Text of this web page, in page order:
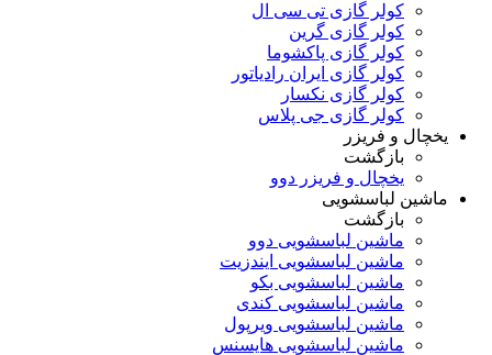
کولر گازی تی سی ال
کولر گازی گرین
کولر گازی پاکشوما
کولر گازی ایران رادیاتور
کولر گازی نکسار
کولر گازی جی پلاس
یخچال و فریزر
بازگشت
یخچال و فریزر دوو
ماشین لباسشویی
بازگشت
ماشین لباسشویی دوو
ماشین لباسشویی ایندزیت
ماشین لباسشویی بکو
ماشین لباسشویی کندی
ماشین لباسشویی ویرپول
ماشین لباسشویی هایسنس